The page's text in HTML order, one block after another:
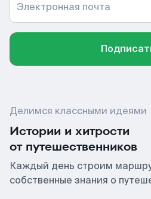
Электронная почта
Делимся классными идеями
Истории и хитрости
от путешественников
Каждый день строим
собственные знания о